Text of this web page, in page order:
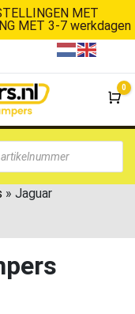
MET
MET 3-7 werkdagen
0
» Jaguar